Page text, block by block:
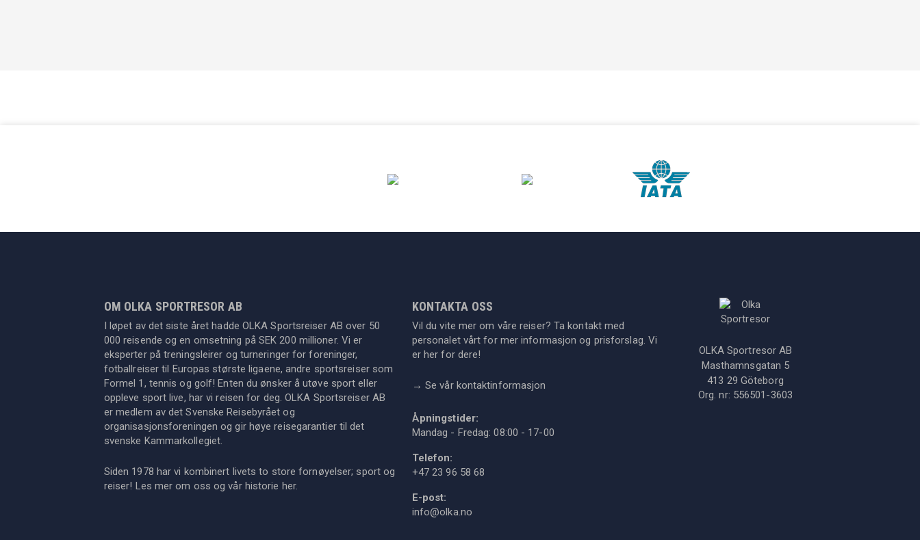
OM OLKA SPORTRESOR AB
I løpet av det siste året hadde OLKA Sportsreiser AB over 50
000 reisende og en omsetning på SEK 200 millioner. Vi er
eksperter på treningsleirer og turneringer for foreninger,
fotballreiser til Europas største ligaene, andre sportsreiser som
Formel 1, tennis og golf! Enten du ønsker å utøve sport eller
oppleve sport live, har vi reisen for deg. OLKA Sportsreiser AB
er medlem av det Svenske Reisebyrået og
organisasjonsforeningen og gir høye reisegarantier til det
svenske Kammarkollegiet.
Siden 1978 har vi kombinert livets to store fornøyelser; sport og
reiser! Les mer om oss og vår historie her.
KONTAKTA OSS
Vil du vite mer om våre reiser? Ta kontakt med
personalet vårt for mer informasjon og prisforslag. Vi
er her for dere!
→ Se vår kontaktinformasjon
Åpningstider:
Mandag - Fredag: 08:00 - 17-00
Telefon:
+47 23 96 58 68
E-post:
info@olka.no
OLKA Sportresor AB
Masthamnsgatan 5
413 29 Göteborg
Org. nr: 556501-3603